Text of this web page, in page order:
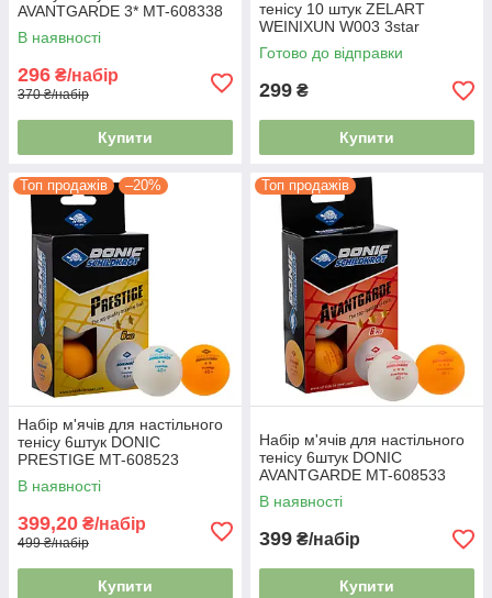
AVANTGARDE 3* MT-608338
оранжевий
В наявності
296 ₴/набір
370 ₴/набір
Купити
тенісу 10 штук ZELART
WEINIXUN W003 3star
Готово до відправки
299 ₴
Купити
Топ продажів –20%
Набір м'ячів для настільного
тенісу 6штук DONIC
PRESTIGE MT-608523
В наявності
399,20 ₴/набір
499 ₴/набір
Купити
Топ продажів
Набір м'ячів для настільного
тенісу 6штук DONIC
AVANTGARDE MT-608533
3star
В наявності
399 ₴/набір
Купити